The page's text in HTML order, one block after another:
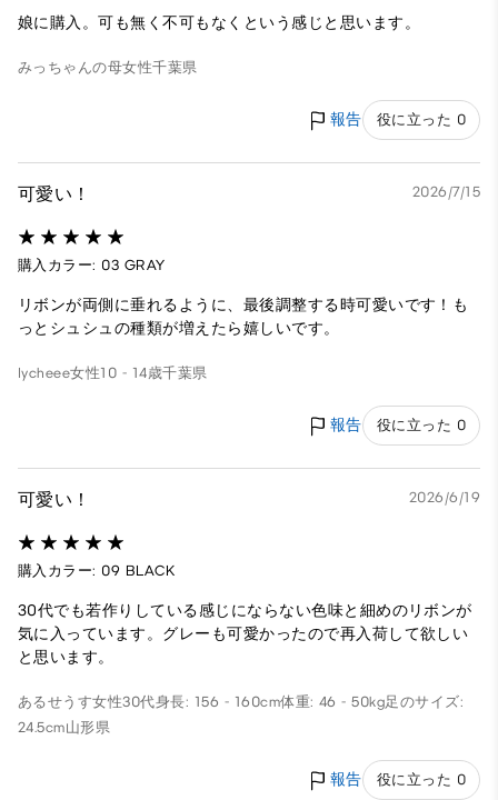
娘に購入。可も無く不可もなくという感じと思います。
みっちゃんの母女性千葉県
報告 役に立った 0
可愛い！ 2026/7/15
購入カラー: 03 GRAY
リボンが両側に垂れるように、最後調整する時可愛いです！も
っとシュシュの種類が増えたら嬉しいです。
lycheee女性10 - 14歳千葉県
報告 役に立った 0
可愛い！ 2026/6/19
購入カラー: 09 BLACK
30代でも若作りしている感じにならない色味と細めのリボンが
気に入っています。グレーも可愛かったので再入荷して欲しい
と思います。
あるせうす女性30代身長: 156 - 160cm体重: 46 - 50kg足のサイズ:
24.5cm山形県
報告 役に立った 0